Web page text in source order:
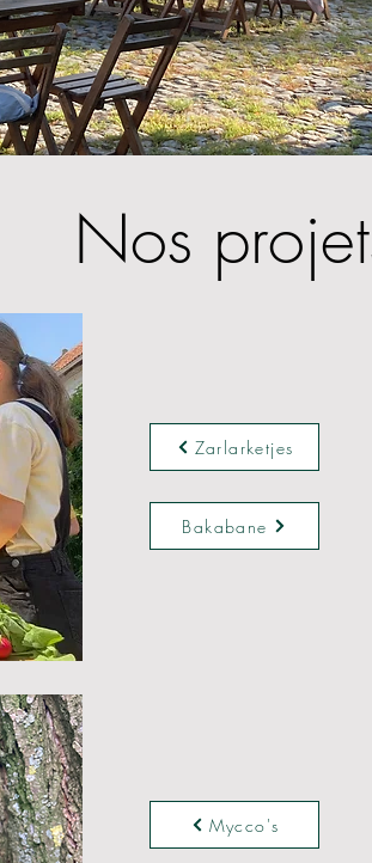
Nos
Zarlarketjes
Bakabane
Mycco's